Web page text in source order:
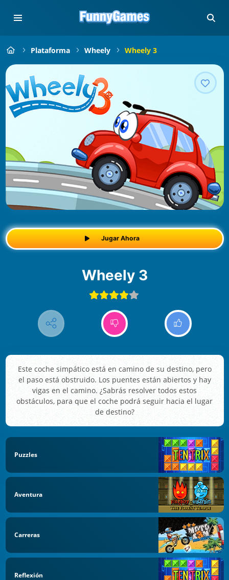
Plataforma Wheely Wheely 3
Jugar Ahora
Wheely 3
Este coche simpático está en camino de su destino, pero
el paso está obstruido. Los puentes están abiertos y hay
vigas en el camino. ¿Sabrás resolver todos estos
obstáculos, para que el coche podrá seguir hacia el lugar
de destino?
Puzzles
Aventura
Carreras
Reflexión